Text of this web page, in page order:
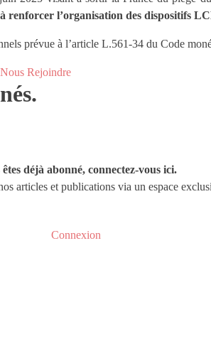
renforcer l’organisation des dispositifs
prévue à l’article L.561-34 du Code
Nous Rejoindre
êtes déjà abonné, connectez-vous ici.
articles et publications via un espace
Connexion